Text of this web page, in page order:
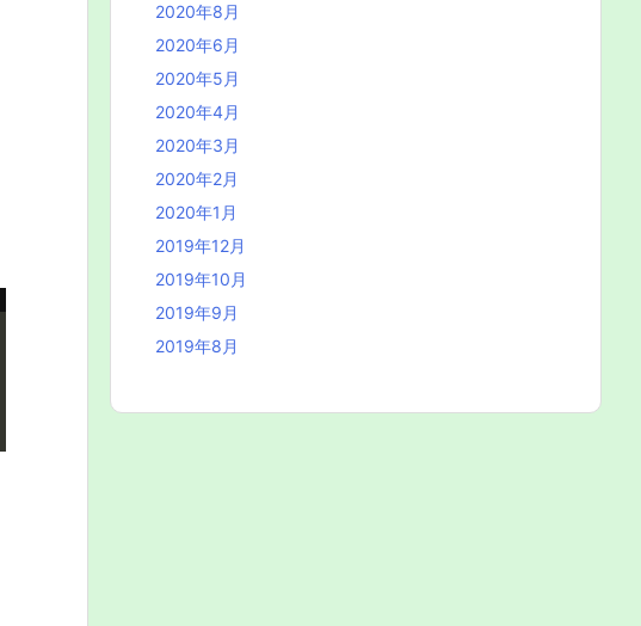
2020年8月
2020年6月
2020年5月
2020年4月
2020年3月
2020年2月
2020年1月
2019年12月
2019年10月
2019年9月
2019年8月